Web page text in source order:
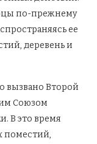
по-прежнему
ее
деревень и
вызвано Второй
Союзом
В это время
поместий,